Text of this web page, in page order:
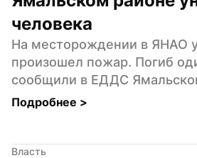
человека
На месторождении в ЯНАО
произошел пожар. Погиб
сообщили в ЕДДС
Подробнее >
Власть